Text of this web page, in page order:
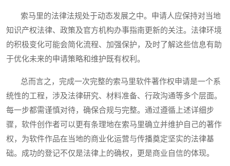
索马里的法律法规处于动态发展之中。申请人应保持对当地
知识产权法律、政策及官方机构办事指南更新的关注。法律环境
的积极变化可能会简化流程、加强保护，及时了解这些信息有助
于优化未来的申请策略和维护既有权利。
总而言之，完成一次完整的索马里软件著作权申请是一个系
统性的工程，涉及法律研究、材料准备、行政沟通等多个层面。
每一步都需谨慎对待，确保合规与完整。通过遵循上述详细步
骤，软件创作者可以更有条理地在索马里确立并维护自己的著作
权，为软件作品在当地的商业化运营与传播奠定坚实的法律基
础。成功的登记不仅是法律上的确权，更是商业自信的体现。